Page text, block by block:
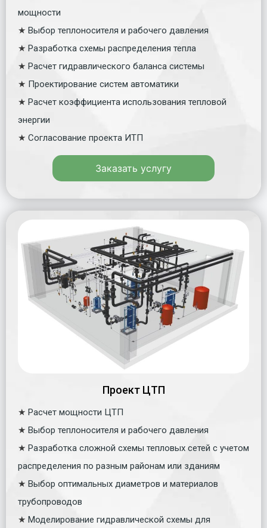
мощности
★ Выбор теплоносителя и рабочего давления
★ Разработка схемы распределения тепла
★ Расчет гидравлического баланса системы
★ Проектирование систем автоматики
★ Расчет коэффициента использования тепловой
энергии
★ Согласование проекта ИТП
Заказать услугу
Проект ЦТП
★ Расчет мощности ЦТП
★ Выбор теплоносителя и рабочего давления
★ Разработка сложной схемы тепловых сетей с учетом
распределения по разным районам или зданиям
★ Выбор оптимальных диаметров и материалов
трубопроводов
★ Моделирование гидравлической схемы для